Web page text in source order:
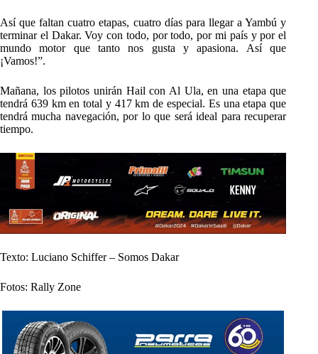
Así que faltan cuatro etapas, cuatro días para llegar a Yambú y
terminar el Dakar. Voy con todo, por todo, por mi país y por el
mundo motor que tanto nos gusta y apasiona. Así que
¡Vamos!”.
Mañana, los pilotos unirán Hail con Al Ula, en una etapa que
tendrá 639 km en total y 417 km de especial. Es una etapa que
tendrá mucha navegación, por lo que será ideal para recuperar
tiempo.
Texto: Luciano Schiffer – Somos Dakar
Fotos: Rally Zone